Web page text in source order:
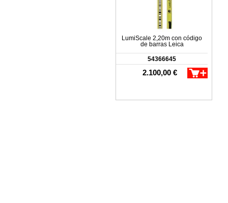
LumiScale 2,20m con código
de barras Leica
54366645
2.100,00 €